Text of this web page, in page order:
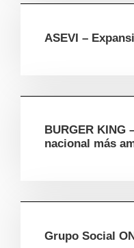
ASEVI –
BURGER KING
nacional más
Grupo Social